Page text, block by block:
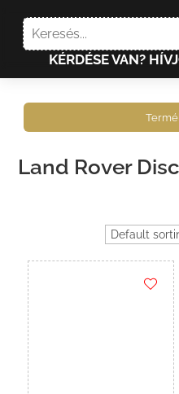
KÉRDÉSE VAN?
Land Rover